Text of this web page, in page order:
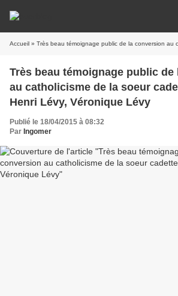
Accueil » Très beau témoignage public de la conversion au catholicisme de la soeur
Très beau témoignage public
au catholicisme de la soeur
Henri Lévy, Véronique Lévy
Publié le 18/04/2015 à 08:32
Par Ingomer